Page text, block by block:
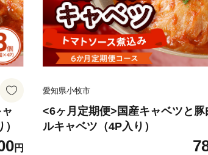
円
愛知県小牧市
<6ヶ月定期便>国産キャベツと豚
ルキャベツ（4P入り）